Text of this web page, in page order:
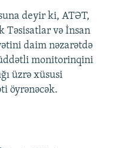
deyir ki, ATƏT,
Təsisatlar və İnsan
daim nəzarətdə
monitorinqini
üzrə xüsusi
öyrənəcək.